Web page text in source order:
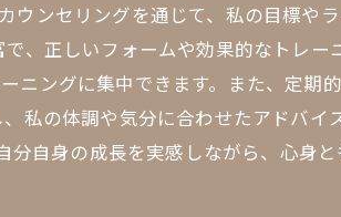
ンセリングを通じて、私の目標や
、正しいフォームや効果的なトレー
ニングに集中できます。また、定期
私の体調や気分に合わせたアドバイ
自身の成長を実感しながら、心身